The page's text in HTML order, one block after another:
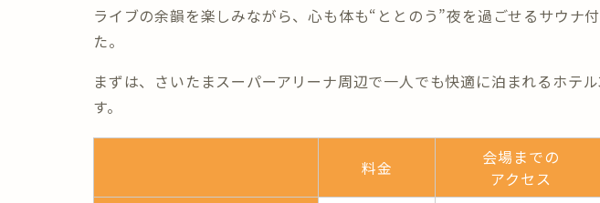
ライブの余韻を楽しみながら、心も体も“ととのう”夜を過ごせるサウナ
た。
まずは、さいたまスーパーアリーナ周辺で一人でも快適に泊まれるホテ
す。
料金
会場までの
アクセス